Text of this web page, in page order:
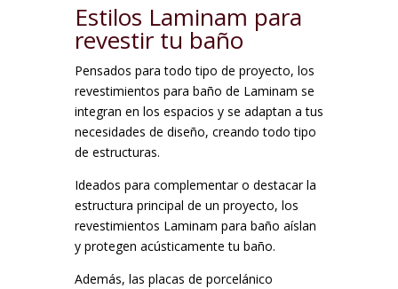
Estilos Laminam para
revestir tu baño
Pensados para todo tipo de proyecto, los
revestimientos para baño de Laminam se
integran en los espacios y se adaptan a tus
necesidades de diseño, creando todo tipo
de estructuras.
Ideados para complementar o destacar la
estructura principal de un proyecto, los
revestimientos Laminam para baño aíslan
y protegen acústicamente tu baño.
Además, las placas de porcelánico